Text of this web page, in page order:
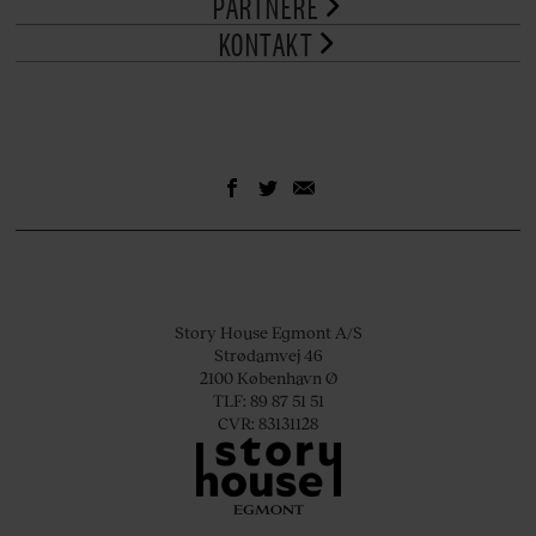
KONTAKT
Story House Egmont A/S
Strødamvej 46
2100 København Ø
TLF: 89 87 51 51
CVR: 83131128